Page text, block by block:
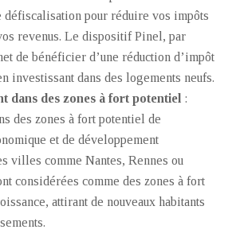
pour réduire vos impôts
revenus. Le dispositif Pinel, par
de bénéficier d’une réduction d’impôt
investissant dans des logements neufs.
dans des zones à fort potentiel :
des zones à fort potentiel de
et de développement
villes comme Nantes, Rennes ou
considérées comme des zones à fort
attirant de nouveaux habitants